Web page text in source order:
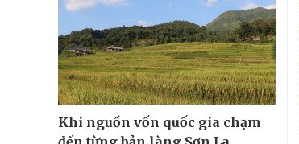
Khi nguồn vốn quốc gia chạm